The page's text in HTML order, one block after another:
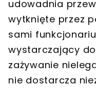
udowadnia
wytknięte przez
sami
wystarczający
zażywanie
nie dostarcza